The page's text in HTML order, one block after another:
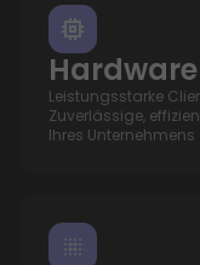
Hardware
Leistungsstarke
Zuverlässige,
Ihres